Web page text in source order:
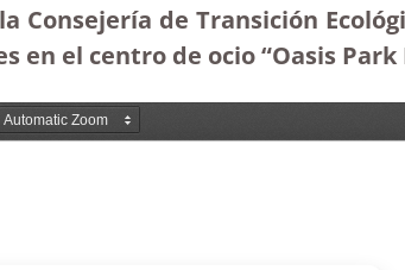
de Transición
el centro de ocio “Oasis Park